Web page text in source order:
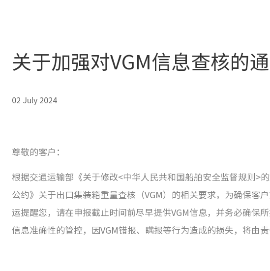
关于加强对VGM信息查核的
02 July 2024
尊敬的客户：
根据交通运输部《关于修改<中华人民共和国船舶安全监督规则>
公约》关于出口集装箱重量查核（VGM）的相关要求，为确保客
运提醒您，请在申报截止时间前尽早提供VGM信息，并务必确保
信息准确性的管控，因VGM错报、瞒报等行为造成的损失，将由责